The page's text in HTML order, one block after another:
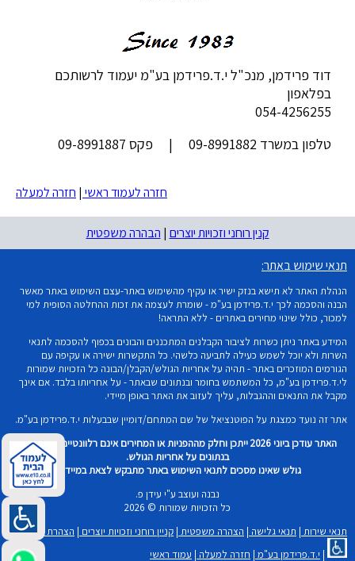
דוד פרידמן, מנכ"ל י.ד.פרידמן בע"מ יעמוד לרשותכם
בפלאפון
054-4256255
טלפון במשרד 09-8991882 | פקס 09-8991887
חזרה לעמוד ראשי | חזרה למעלה
קנין רוחני וזכויות יוצרים | הבהרה משפטית
תנאי שימוש באתר:
הנהלת האתר לא תישא בנזק ישיר או עקיף מהשימוש באתר-עצם השימוש באתר מאשר
הבנה והסכמה לכך י.ד.פרידמן בע"מ - שומרת לעצמה את זכות ההחלטה הסופית למי
למכור, כולל שינוי מחירים באתרים - ללא התראה!
המידע באתר ניתן כשרות לציבור הקבלנים המתכננים והבונים בכפוף להסכמה לתנאי
השרות ולא יוכל לשמש כעילה לתביעה כלשהי. כל התקשרות ישירה או עקיפה עם
הגורמים המוזכרים באתר - תהיה על אחריות הגולש/הקבלן/הבונה כל הזכויות שמורות
לי.ד.פרידמן בע"מ, כל המשתמש בחומר ובנתונים שבאתר - על אחריותו בלבד. אם אינך
מקבל את התנאים וההגבלות, עליך לעזוב את האתר באופן מיידי.
אתר זה נועד כמצגת על הפוטנציאל של שם המתחם/דומיין שבבעלות י.ד.פרידמן בע"מ.
האתר עודכן ביוני 2026 ייתכן וחלק מההפניות או המחירים אינם רלוונטיים וכל שימוש
בנתונים על אחריות הגולש.
גולש שאינו מסכים לתנאי השימוש באתר מתבקש לצאת במיידית!
נבנה ועוצב ע"י עידן פ.
כל הזכויות שמורות © 2026
תנאי שירות | תנאי גלישה | הצהרה משפטית | קניין רוחני וזכויות יוצרים | הצהרת נגישות
| י.ד.פרידמן בע"מ | חזרה למעלה | עמוד ראשי